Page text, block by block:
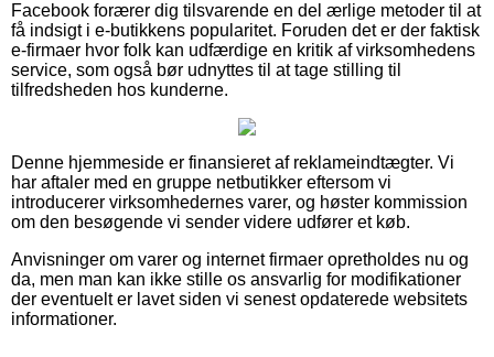
Facebook forærer dig tilsvarende en del ærlige metoder til at
få indsigt i e-butikkens popularitet. Foruden det er der faktisk
e-firmaer hvor folk kan udfærdige en kritik af virksomhedens
service, som også bør udnyttes til at tage stilling til
tilfredsheden hos kunderne.
Denne hjemmeside er finansieret af reklameindtægter. Vi
har aftaler med en gruppe netbutikker eftersom vi
introducerer virksomhedernes varer, og høster kommission
om den besøgende vi sender videre udfører et køb.
Anvisninger om varer og internet firmaer opretholdes nu og
da, men man kan ikke stille os ansvarlig for modifikationer
der eventuelt er lavet siden vi senest opdaterede websitets
informationer.